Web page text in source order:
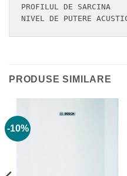
PROFILUL DE
PRODUSE SIMILARE
-10%